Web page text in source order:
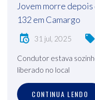
Jovem morre depois
132 em Camargo
31 jul, 2025
Condutor estava
liberado no local
CONTINUA LENDO